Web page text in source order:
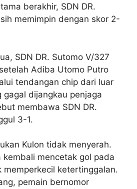
berakhir, SDN DR.
memimpin dengan skor 2-
SDN DR. Sutomo V/327
Adiba Utomo Putro
tendangan chip dari luar
gagal dijangkau penjaga
membawa SDN DR.
3-1.
Kulon tidak menyerah.
kembali mencetak gol pada
memperkecil ketertinggalan.
pemain bernomor